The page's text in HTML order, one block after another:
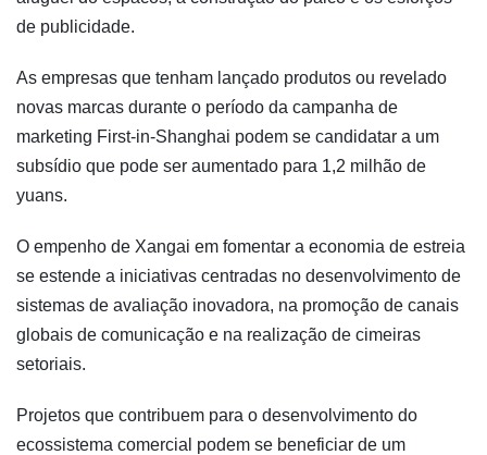
de publicidade.
As empresas que tenham lançado produtos ou revelado
novas marcas durante o período da campanha de
marketing First-in-Shanghai podem se candidatar a um
subsídio que pode ser aumentado para 1,2 milhão de
yuans.
O empenho de Xangai em fomentar a economia de estreia
se estende a iniciativas centradas no desenvolvimento de
sistemas de avaliação inovadora, na promoção de canais
globais de comunicação e na realização de cimeiras
setoriais.
Projetos que contribuem para o desenvolvimento do
ecossistema comercial podem se beneficiar de um